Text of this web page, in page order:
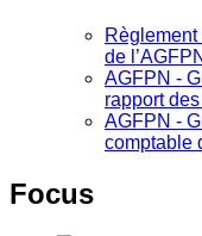
Règlement
de
AGFPN ‐
rapport
AGFPN ‐
comptable
Focus